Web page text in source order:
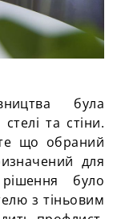
була
та стіни.
що обраний
для
було
з тіньовим